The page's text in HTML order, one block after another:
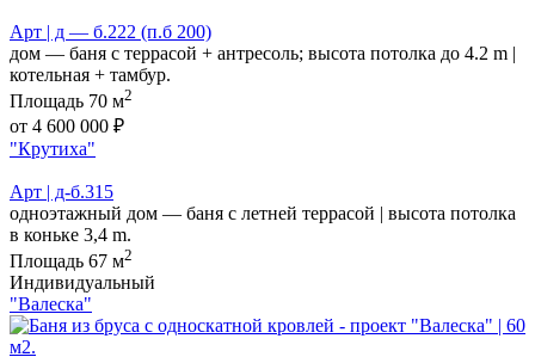
Арт | д — б.222 (п.б 200)
дом — баня с террасой + антресоль; высота потолка до 4.2 m |
котельная + тамбур.
Площадь 70 м2
от 4 600 000 ₽
"Крутиха"
Арт | д-б.315
одноэтажный дом — баня с летней террасой | высота потолка
в коньке 3,4 m.
Площадь 67 м2
Индивидуальный
"Валеска"